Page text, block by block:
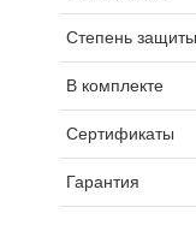
Степень защиты
В комплекте
Сертификаты
Гарантия